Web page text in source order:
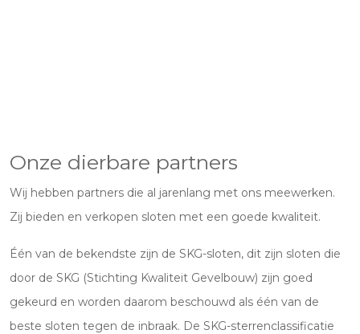
Onze dierbare partners
Wij hebben partners die al jarenlang met ons meewerken.
Zij bieden en verkopen sloten met een goede kwaliteit.
Één van de bekendste zijn de SKG-sloten, dit zijn sloten die
door de SKG (Stichting Kwaliteit Gevelbouw) zijn goed
gekeurd en worden daarom beschouwd als één van de
beste sloten tegen de inbraak. De SKG-sterrenclassificatie